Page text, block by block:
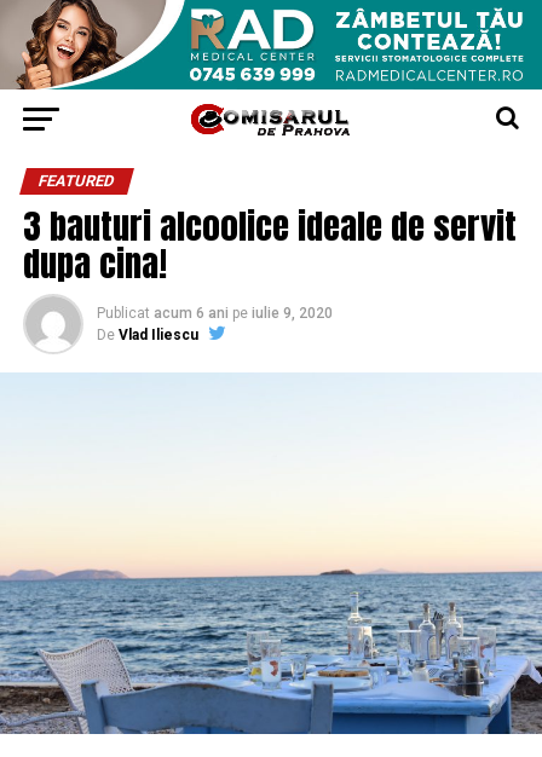
FEATURED
3 bauturi alcoolice ideale de servit
dupa cina!
Publicat acum 6 ani pe iulie 9, 2020
De Vlad Iliescu